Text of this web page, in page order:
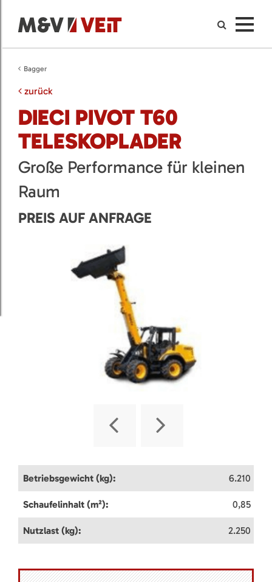
Bagger
zurück
DIECI PIVOT T60
TELESKOPLADER
Große Performance für kleinen
Raum
PREIS AUF ANFRAGE
Betriebsgewicht (kg): 6.210
Schaufelinhalt (m²): 0,85
Nutzlast (kg): 2.250